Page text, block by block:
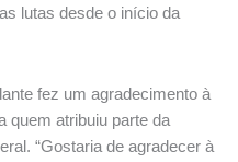
lutas desde o início da
fez um agradecimento à
quem atribuiu parte da
“Gostaria de agradecer à